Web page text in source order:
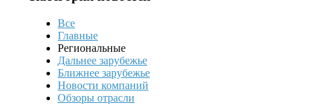
Все
Главные
Региональные
Дальнее зарубежье
Ближнее зарубежье
Новости компаний
Обзоры отрасли